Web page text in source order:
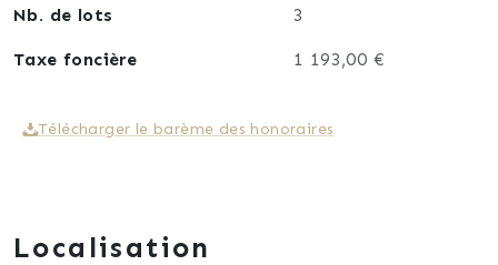
Nb. de lots 3
Taxe foncière 1 193,00 €
Télécharger le barème des honoraires
Localisation